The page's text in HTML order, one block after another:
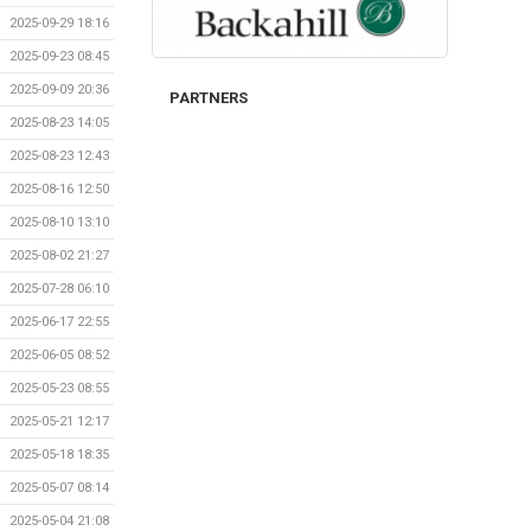
2025-09-29 18:16
2025-09-23 08:45
2025-09-09 20:36
2025-08-23 14:05
2025-08-23 12:43
2025-08-16 12:50
2025-08-10 13:10
2025-08-02 21:27
2025-07-28 06:10
2025-06-17 22:55
2025-06-05 08:52
2025-05-23 08:55
2025-05-21 12:17
2025-05-18 18:35
2025-05-07 08:14
2025-05-04 21:08
PARTNERS